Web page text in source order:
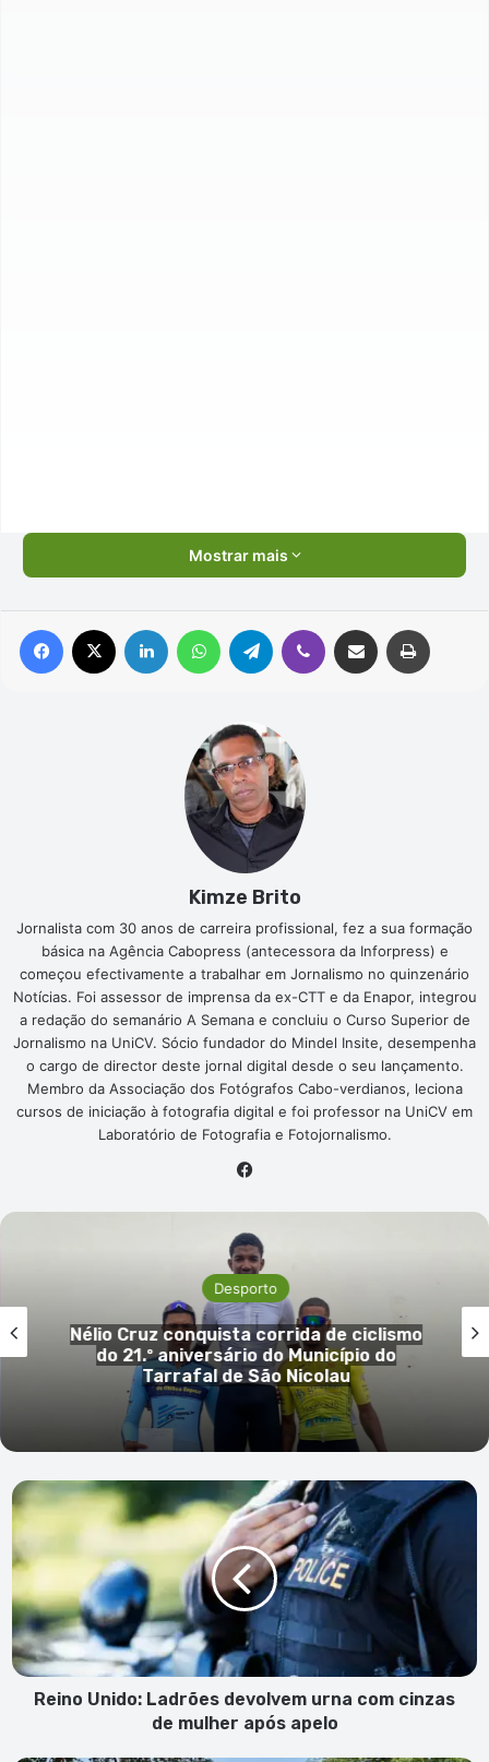
Mostrar mais
Facebook Linkedin WhatsAppTelegram Viber Compartilhar via e-mail
Kimze Brito
Jornalista com 30 anos de carreira profissional, fez a sua formação
básica na Agência Cabopress (antecessora da Inforpress) e
começou efectivamente a trabalhar em Jornalismo no quinzenário
Notícias. Foi assessor de imprensa da ex-CTT e da Enapor, integrou
a redação do semanário A Semana e concluiu o Curso Superior de
Jornalismo na UniCV. Sócio fundador do Mindel Insite, desempenha
o cargo de director deste jornal digital desde o seu lançamento.
Membro da Associação dos Fotógrafos Cabo-verdianos, leciona
cursos de iniciação à fotografia digital e foi professor na UniCV em
Laboratório de Fotografia e Fotojornalismo.
Desporto
Morre Franco Baresi, lenda do AC
do futebol italiano, aos 66
Reino
Unido:
Ladrões
devolvem
com
cinzas
de
mulher
apósReino Unido: Ladrões devolvem urna com cinzas
de mulher após apelo